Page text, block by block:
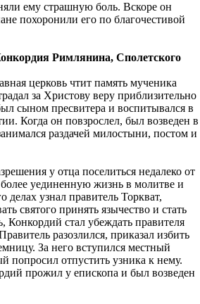
ему страшную боль. Вскоре он
похоронили его по благочестивой
Римлянина, Сполетского
церковь чтит память мученика
за Христову веру приблизительно
сыном пресвитера и воспитывался в
Когда он повзрослел, был возведен в
раздачей милостыни, постом и
у отца поселиться недалеко от
уединенную жизнь в молитве и
делах узнал правитель Торкват,
святого принять язычество и стать
стал убеждать правителя
разозлился, приказал избить
За него вступился местный
попросил отпустить узника к нему.
прожил у епископа и был возведен